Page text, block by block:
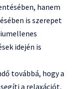
hanem
is szerepet
idején is
továbbá, hogy a
a relaxációt,